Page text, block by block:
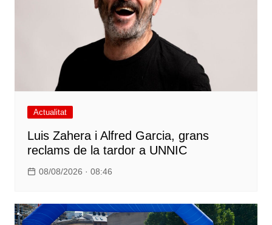
Actualitat
Luis Zahera i Alfred Garcia, grans
reclams de la tardor a UNNIC
08/08/2026 · 08:46